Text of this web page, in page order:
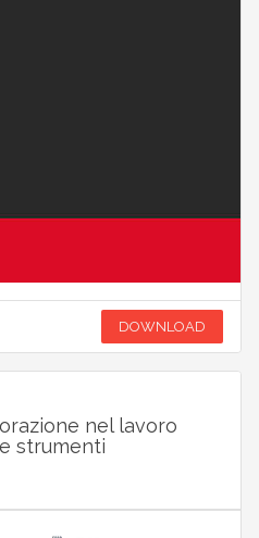
DOWNLOAD
nel lavoro
strumenti